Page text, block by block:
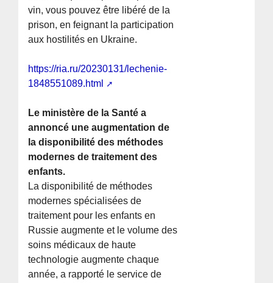
vin, vous pouvez être libéré de la
prison, en feignant la participation
aux hostilités en Ukraine.
https://ria.ru/20230131/lechenie-
1848551089.html
Le ministère de la Santé a
annoncé une augmentation de
la disponibilité des méthodes
modernes de traitement des
enfants.
La disponibilité de méthodes
modernes spécialisées de
traitement pour les enfants en
Russie augmente et le volume des
soins médicaux de haute
technologie augmente chaque
année, a rapporté le service de